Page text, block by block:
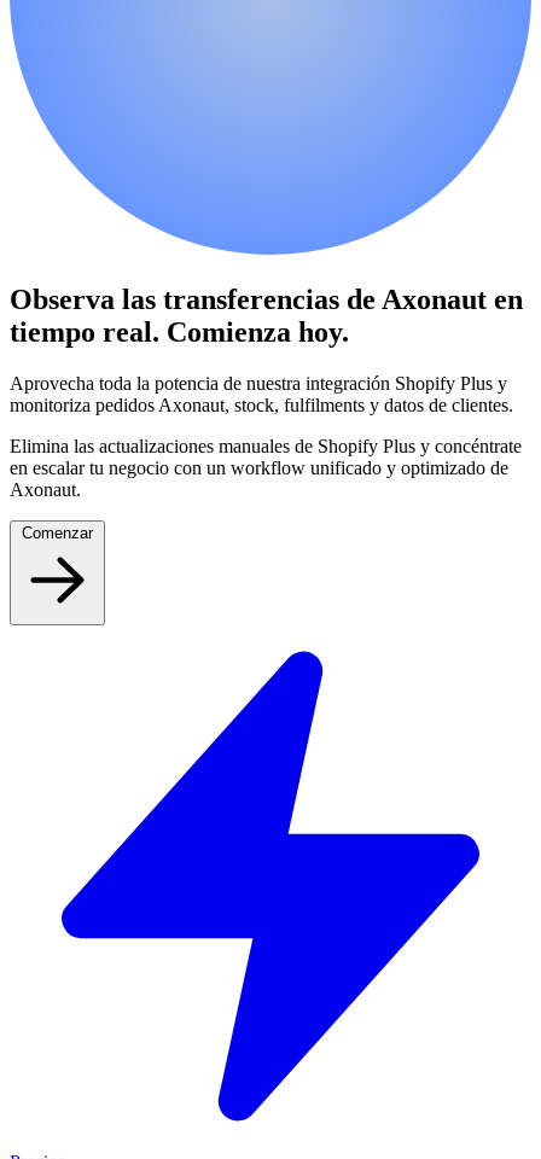
Observa las transferencias de Axonaut en
tiempo real. Comienza hoy.
Aprovecha toda la potencia de nuestra integración Shopify Plus y
monitoriza pedidos Axonaut, stock, fulfilments y datos de clientes.
Elimina las actualizaciones manuales de Shopify Plus y concéntrate
en escalar tu negocio con un workflow unificado y optimizado de
Axonaut.
Comenzar